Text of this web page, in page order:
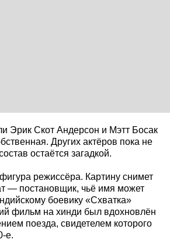
Эрик Скот Андерсон и Мэтт Босак
Других актёров пока не
остаётся загадкой.
режиссёра. Картину снимет
— постановщик, чьё имя может
боевику «Схватка»
фильм на хинди был вдохновлён
поезда, свидетелем которого
е.